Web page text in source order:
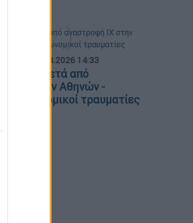
09.08.2026 14:33
τροχαίο μετά από
ΙΧ στην Αθηνών -
- 2 αστυνομικοί τραυματίες